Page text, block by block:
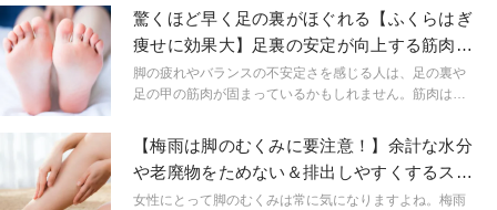
プローチしたエクササイズ＆ストレッチをご紹介。脚の
むくみに悩む妊婦さんにもおすすめですよ。
驚くほど早く足の裏がほぐれる【ふくらはぎ
痩せに効果大】足裏の安定が向上する筋肉の
交差点ストレッチ
脚の疲れやバランスの不安定さを感じる人は、足の裏や
足の甲の筋肉が固まっているかもしれません。筋肉は筋
てあげるだけで驚くほど早く足の裏がほぐれて、床に密
着する足の裏や重心の安定を感じられる気持ちのいいス
トレッチのご紹介です。
【梅雨は脚のむくみに要注意！】余計な水分
や老廃物をためない＆排出しやすくするスト
レッチ
女性にとって脚のむくみは常に気になりますよね。梅雨